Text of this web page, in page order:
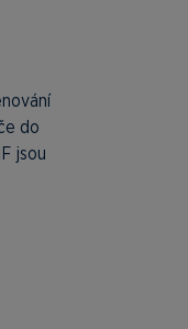
do
jsou